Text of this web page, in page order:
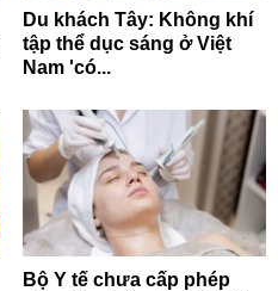
Du khách Tây: Không khí
tập thể dục sáng ở Việt
Nam 'có...
Bộ Y tế chưa cấp phép